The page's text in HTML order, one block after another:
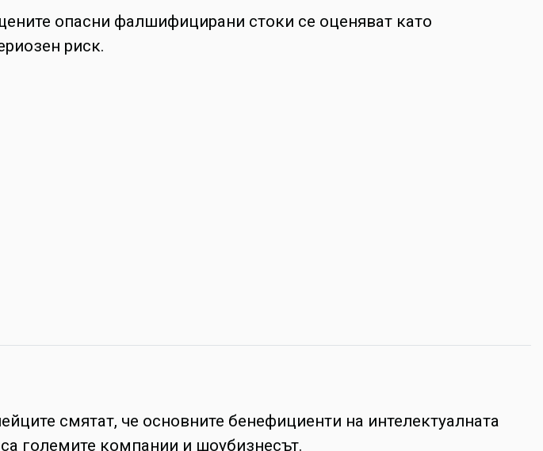
опасни фалшифицирани стоки се оценяват като
риск.
смятат, че основните бенефициенти на интелектуалната
големите компании и шоубизнесът.